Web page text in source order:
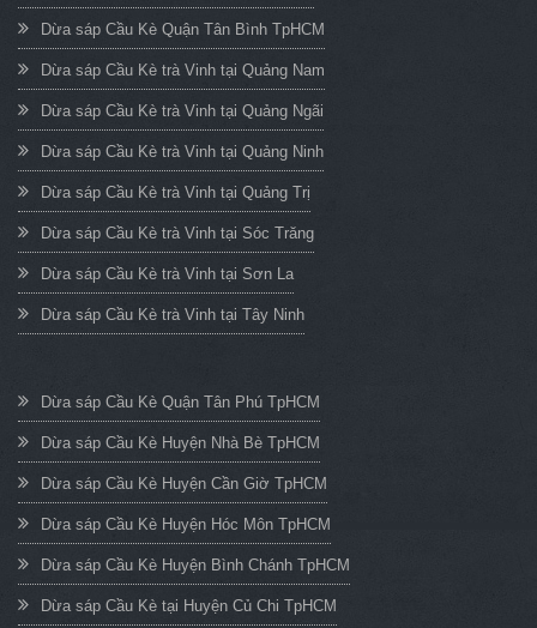
Dừa sáp Cầu Kè Quận Tân Bình TpHCM
Dừa sáp Cầu Kè trà Vinh tại Quảng Nam
Dừa sáp Cầu Kè trà Vinh tại Quảng Ngãi
Dừa sáp Cầu Kè trà Vinh tại Quảng Ninh
Dừa sáp Cầu Kè trà Vinh tại Quảng Trị
Dừa sáp Cầu Kè trà Vinh tại Sóc Trăng
Dừa sáp Cầu Kè trà Vinh tại Sơn La
Dừa sáp Cầu Kè trà Vinh tại Tây Ninh
Dừa sáp Cầu Kè Quận Tân Phú TpHCM
Dừa sáp Cầu Kè Huyện Nhà Bè TpHCM
Dừa sáp Cầu Kè Huyện Cần Giờ TpHCM
Dừa sáp Cầu Kè Huyện Hóc Môn TpHCM
Dừa sáp Cầu Kè Huyện Bình Chánh TpHCM
Dừa sáp Cầu Kè tại Huyện Củ Chi TpHCM